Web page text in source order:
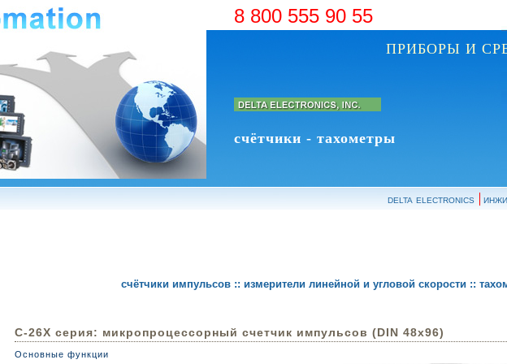
счётчики - тахометры
ПРИБОРЫ И
8 800 555 90 55
delta electronics
счётчики импульсов :: измерители линейной и угловой скорости ::
C-26X серия: микропроцессорный счетчик импульсов (DIN 48x96)
Основные функции